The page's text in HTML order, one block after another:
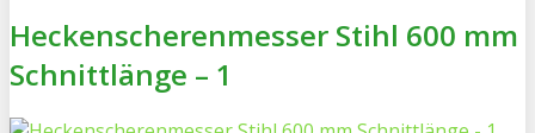
Heckenscherenmesser Stihl 600 mm
Schnittlänge – 1